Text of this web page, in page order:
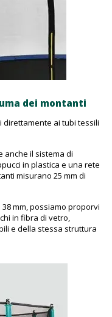
dei montanti
direttamente ai tubi tessili
anche il sistema di
in plastica e una rete
misurano 25 mm di
mm, possiamo proporvi
in fibra di vetro,
e della stessa struttura